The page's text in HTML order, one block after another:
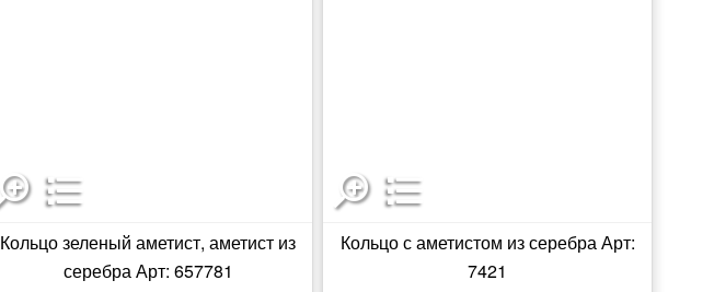
Кольцо зеленый аметист, аметист из
серебра Арт: 657781
Кольцо с аметистом из серебра Арт:
7421